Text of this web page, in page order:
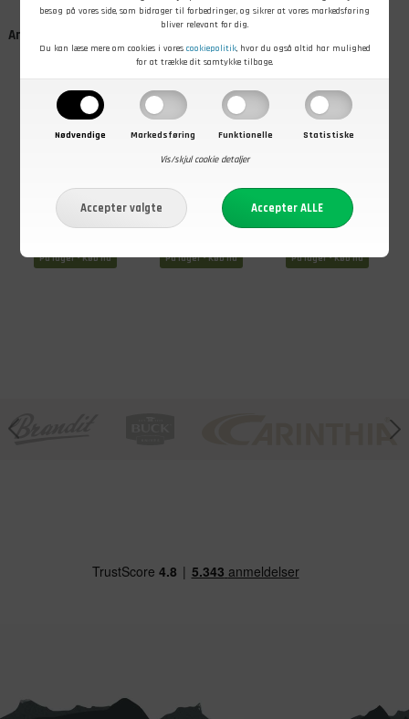
besøg på vores side, som bidrager til forbedringer, og sikrer at vores markedsføring
bliver relevant for dig.
Du kan læse mere om cookies i vores cookiepolitik, hvor du også altid har mulighed
for at trække dit samtykke tilbage.
Nødvendige Markedsføring Funktionelle
Statistiske
Vis/skjul cookie detaljer
Andre kunder købte også
69,00
Tactical
Foodpack, Spicy
På lager - Køb nu
79,00
Tactical
Foodpack,
Kcal
På lager - Køb nu
DKK
Trek'n Eat Chili
con Carne
På lager - Køb nu